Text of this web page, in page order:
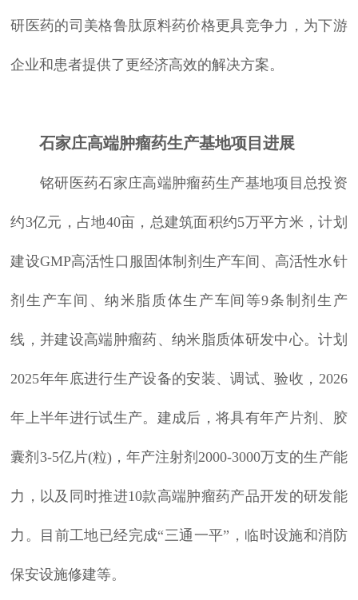
研医药的司美格鲁肽原料药价格更具竞争力，为下游
企业和患者提供了更经济高效的解决方案。
石家庄高端肿瘤药生产基地项目进展
铭研医药石家庄高端肿瘤药生产基地项目总投资
约3亿元，占地40亩，总建筑面积约5万平方米，计划
建设GMP高活性口服固体制剂生产车间、高活性水针
剂生产车间、纳米脂质体生产车间等9条制剂生产
线，并建设高端肿瘤药、纳米脂质体研发中心。计划
2025年年底进行生产设备的安装、调试、验收，2026
年上半年进行试生产。建成后，将具有年产片剂、胶
囊剂3-5亿片(粒)，年产注射剂2000-3000万支的生产能
力，以及同时推进10款高端肿瘤药产品开发的研发能
力。目前工地已经完成“三通一平”，临时设施和消防
保安设施修建等。